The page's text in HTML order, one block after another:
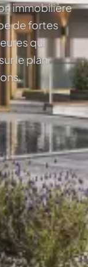
immobilière
de fortes
qui
le plan